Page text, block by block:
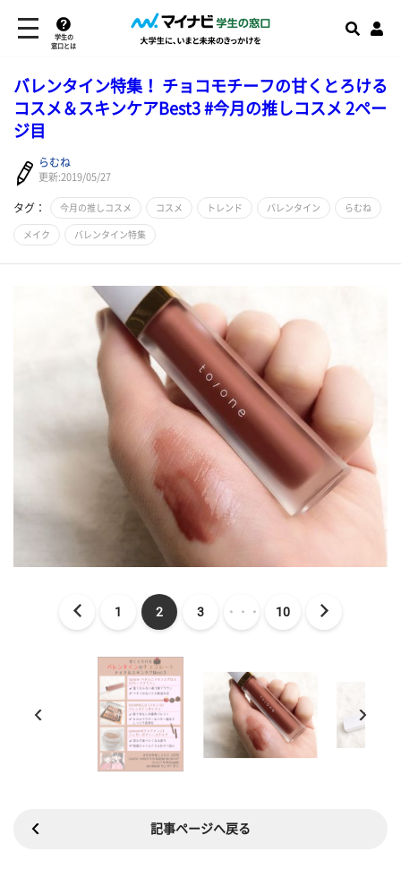
学生の
窓口とは
バレンタイン特集！ チョコモチーフの甘くとろける
コスメ＆スキンケアBest3 #今月の推しコスメ 2ペー
ジ目
らむね
更新:2019/05/27
タグ： 今月の推しコスメ コスメ トレンド バレンタイン らむね
メイク バレンタイン特集
1 2 3 ・・・ 10
記事ページへ戻る